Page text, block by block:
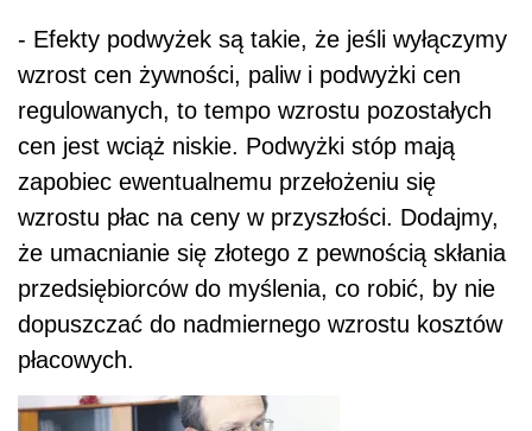
- Efekty podwyżek są takie, że jeśli wyłączymy
wzrost cen żywności, paliw i podwyżki cen
regulowanych, to tempo wzrostu pozostałych
cen jest wciąż niskie. Podwyżki stóp mają
zapobiec ewentualnemu przełożeniu się
wzrostu płac na ceny w przyszłości. Dodajmy,
że umacnianie się złotego z pewnością skłania
przedsiębiorców do myślenia, co robić, by nie
dopuszczać do nadmiernego wzrostu kosztów
płacowych.